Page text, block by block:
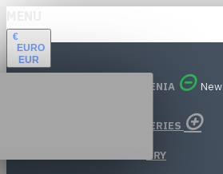
€
EURO
EUR
VŠETKY ODDELENIA New
XBOX SERIES
HRY